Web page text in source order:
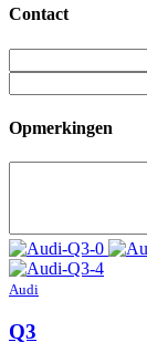
Contact
Opmerkingen
Audi
Q3